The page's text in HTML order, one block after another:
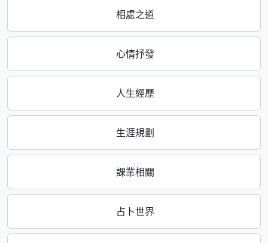
相處之道
心情抒發
人生經歷
生涯規劃
課業相關
占卜世界